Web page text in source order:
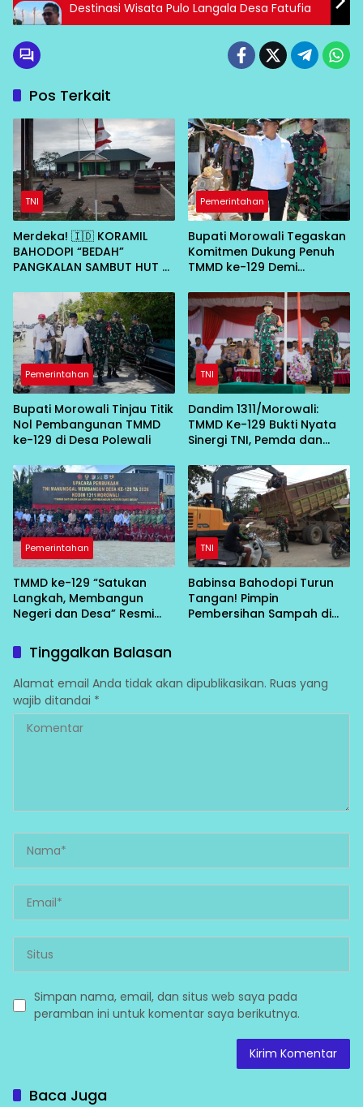
Destinasi Wisata Pulo Langala Desa Fatufia
Pos Terkait
TNI
Merdeka! 🇮🇩 KORAMIL
BAHODOPI “BEDAH”
PANGKALAN SAMBUT HUT RI
Pemerintahan
Bupati Morowali Tegaskan
Komitmen Dukung Penuh
TMMD ke-129 Demi
Desa
Pemerintahan
Bupati Morowali Tinjau Titik
Nol Pembangunan TMMD
ke-129 di Desa Polewali
TNI
Dandim 1311/Morowali:
TMMD Ke-129 Bukti Nyata
Sinergi TNI, Pemda dan
dari Desa
Pemerintahan
TMMD ke-129 “Satukan
Langkah, Membangun
Negeri dan Desa” Resmi
TNI
Babinsa Bahodopi Turun
Tangan! Pimpin
Pembersihan Sampah di
Tinggalkan Balasan
Alamat email Anda tidak akan dipublikasikan. Ruas yang
wajib ditandai *
Simpan nama, email, dan situs web saya pada
peramban ini untuk komentar saya berikutnya.
Baca Juga